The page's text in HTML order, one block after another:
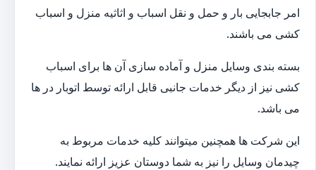
امر جابجایی بار و حمل و نقل اسباب و اثاثیه منزل و اسباب
کشی می باشند.
بسته بندی وسایل منزل و آماده سازی آن ها برای اسباب
کشی نیز از دیگر خدمات جانبی قابل ارائه توسط اتوبار در ها
می باشد.
این شرکت ها همچنین میتوانند کلیه خدمات مربوط به
چیدمان وسایل را نیز به شما دوستان عزیز ارائه نمایند.